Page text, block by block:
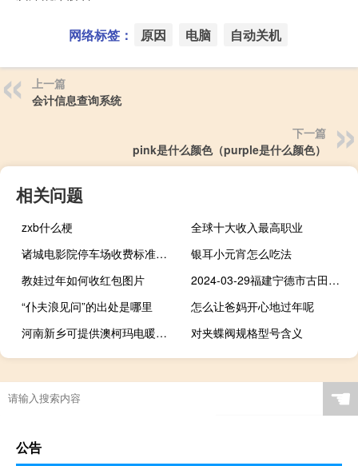
网络标签： 原因 电脑 自动关机
上一篇
会计信息查询系统
下一篇
pink是什么颜色（purple是什么颜色）
相关问题
zxb什么梗
全球十大收入最高职业
诸城电影院停车场收费标准（诸城电影院）
银耳小元宵怎么吃法
教娃过年如何收红包图片
2024-03-29福建宁德市古田县(鹿茸菇)的报价是多少
“仆夫浪见问”的出处是哪里
怎么让爸妈开心地过年呢
河南新乡可提供澳柯玛电暖器维修服务地址在哪
对夹蝶阀规格型号含义
☚
公告